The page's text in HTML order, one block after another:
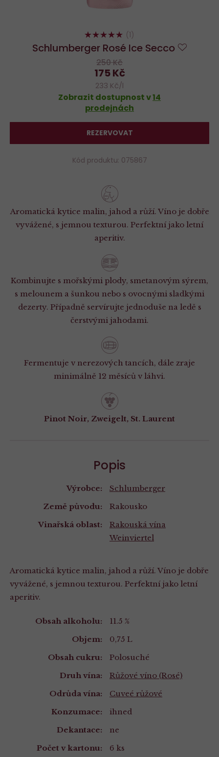
Schlumberger Rosé Ice Secco
100% (1)
Aromatická kytice malin, jahod a růží. Víno je dobře
vyvážené, s jemnou texturou. Perfektní jako letní
aperitiv.
Kombinujte s mořskými plody, smetanovým sýrem,
s melounem a šunkou nebo s ovocnými sladkými
dezerty. Případně servírujte jednoduše na ledě s
čerstvými jahodami.
Fermentuje v nerezových tancích, dále zraje
minimálně 12 měsíců v láhvi.
Pinot Noir, Zweigelt, St. Laurent
250 Kč
175 Kč
233 Kč/l
Zobrazit dostupnost v14
prodejnách
REZERVOVAT
Kód produktu: 075867
Popis
Výrobce:
Schlumberger
Země původu:
Rakousko
Vinařská oblast:
Rakouská vína
Weinviertel
Aromatická kytice malin, jahod a růží. Víno je dobře
vyvážené, s jemnou texturou. Perfektní jako letní
aperitiv.
Vlastnosti
Obsah alkoholu:
11.5 %
Objem:
0,75 L
Obsah cukru:
Polosuché
Druh vína:
Růžové víno (Rosé)
Odrůda vína:
Cuveé růžové
Konzumace:
ihned
Dekantace:
ne
Počet v kartonu:
6 ks